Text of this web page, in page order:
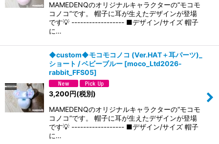
MAMEDENQのオリジナルキャラクターの“モコモ
コノコ”です。 帽子に耳が生えたデザインが登場
です💡 ------------------ ■デザイン/サイズ 帽子
に…
◆custom◆モコモコノコ (Ver.HAT＋耳パーツ)_
ショート / ベビーブルー [moco_Ltd2026-
rabbit_FFS05]
3,200円(税別)
MAMEDENQのオリジナルキャラクターの“モコモ
コノコ”です。 帽子に耳が生えたデザインが登場
です💡 ------------------ ■デザイン/サイズ 帽子
に…